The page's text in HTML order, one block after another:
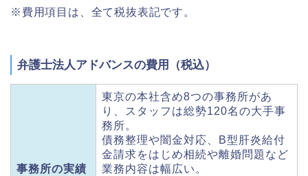
※費用項目は、全て税抜表記です。
弁護士法人アドバンスの費用（税込）
事務所の実績
東京の本社含め8つの事務所があ
り、スタッフは総勢120名の大手事
務所。
債務整理や闇金対応、B型肝炎給付
金請求をはじめ相続や離婚問題など
業務内容は幅広い。